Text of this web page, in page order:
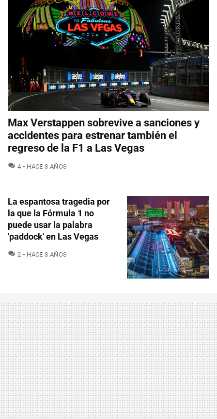
Max Verstappen sobrevive a sanciones y
accidentes para estrenar también el
regreso de la F1 a Las Vegas
4 COMENTARIOS
HACE 3 AÑOS
La espantosa tragedia por
la que la Fórmula 1 no
puede usar la palabra
'paddock' en Las Vegas
2 COMENTARIOS
HACE 3 AÑOS